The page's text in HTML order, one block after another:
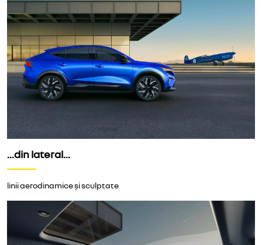
...din lateral...
linii aerodinamice și sculptate